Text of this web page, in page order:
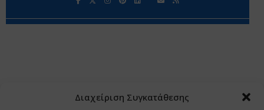
Διαχείριση Συγκατάθεσης
Copyright 2009 - 2026 © Χαραμή Α.Ε.